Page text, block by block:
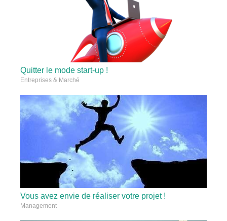
Quitter le mode start-up !
Entreprises & Marché
Vous avez envie de réaliser votre projet !
Management